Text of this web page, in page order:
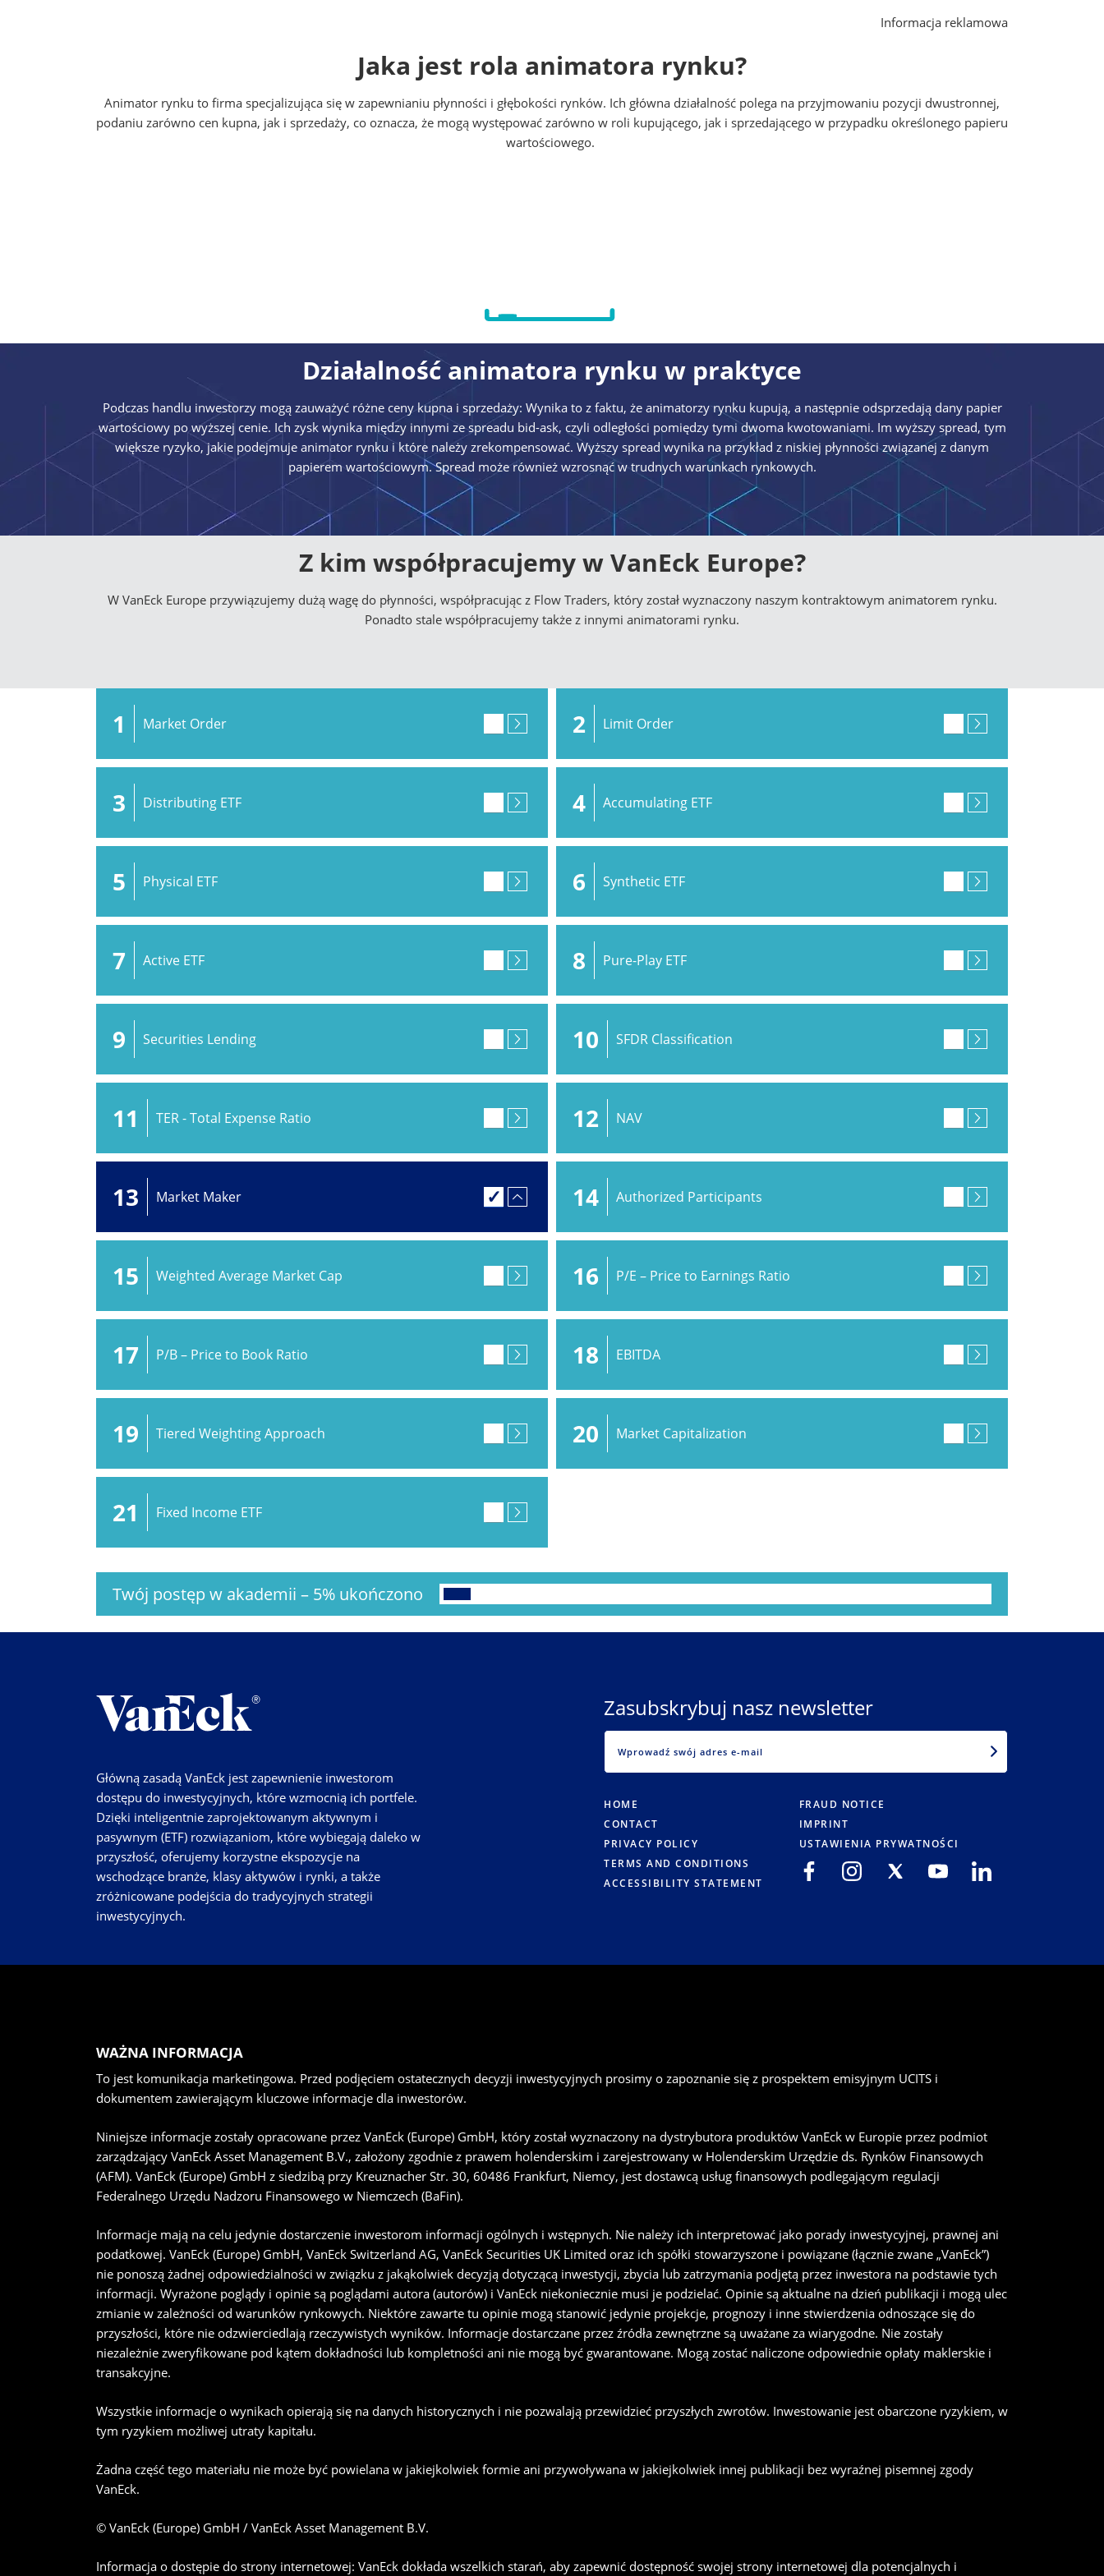
Informacja reklamowa
Jaka jest rola animatora rynku?
Animator rynku to firma specjalizująca się w zapewnianiu płynności i głębokości rynków. Ich główna działalność polega na przyjmowaniu pozycji dwustronnej,
podaniu zarówno cen kupna, jak i sprzedaży, co oznacza, że mogą występować zarówno w roli kupującego, jak i sprzedającego w przypadku określonego papieru
wartościowego.
Działalność animatora rynku w praktyce
Podczas handlu inwestorzy mogą zauważyć różne ceny kupna i sprzedaży: Wynika to z faktu, że animatorzy rynku kupują, a następnie odsprzedają dany papier
wartościowy po wyższej cenie. Ich zysk wynika między innymi ze spreadu bid-ask, czyli odległości pomiędzy tymi dwoma kwotowaniami. Im wyższy spread, tym
większe ryzyko, jakie podejmuje animator rynku i które należy zrekompensować. Wyższy spread wynika na przykład z niskiej płynności związanej z danym
papierem wartościowym. Spread może również wzrosnąć w trudnych warunkach rynkowych.
Z kim współpracujemy w VanEck Europe?
W VanEck Europe przywiązujemy dużą wagę do płynności, współpracując z Flow Traders, który został wyznaczony naszym kontraktowym animatorem rynku.
Ponadto stale współpracujemy także z innymi animatorami rynku.
1 Market Order 2 Limit Order
3 Distributing ETF 4 Accumulating ETF
5 Physical ETF 6 Synthetic ETF
7 Active ETF 8 Pure-Play ETF
9 Securities Lending 10 SFDR Classification
11 TER - Total Expense Ratio 12 NAV
13 Market Maker 14 Authorized Participants
15 Weighted Average Market Cap 16 P/E – Price to Earnings Ratio
17 P/B – Price to Book Ratio 18 EBITDA
19 Tiered Weighting Approach 20 Market Capitalization
21 Fixed Income ETF
Twój postęp w akademii – 5% ukończono
Główną zasadą VanEck jest zapewnienie inwestorom
dostępu do inwestycyjnych, które wzmocnią ich portfele.
Dzięki inteligentnie zaprojektowanym aktywnym i
pasywnym (ETF) rozwiązaniom, które wybiegają daleko w
przyszłość, oferujemy korzystne ekspozycje na
wschodzące branże, klasy aktywów i rynki, a także
zróżnicowane podejścia do tradycyjnych strategii
inwestycyjnych.
Zasubskrybuj nasz newsletter
HOME
CONTACT
PRIVACY POLICY
TERMS AND CONDITIONS
ACCESSIBILITY STATEMENT
FRAUD NOTICE
IMPRINT
USTAWIENIA PRYWATNOŚCI
WAŻNA INFORMACJA
To jest komunikacja marketingowa. Przed podjęciem ostatecznych decyzji inwestycyjnych prosimy o zapoznanie się z prospektem emisyjnym UCITS i
dokumentem zawierającym kluczowe informacje dla inwestorów.
Niniejsze informacje zostały opracowane przez VanEck (Europe) GmbH, który został wyznaczony na dystrybutora produktów VanEck w Europie przez podmiot
zarządzający VanEck Asset Management B.V., założony zgodnie z prawem holenderskim i zarejestrowany w Holenderskim Urzędzie ds. Rynków Finansowych
(AFM). VanEck (Europe) GmbH z siedzibą przy Kreuznacher Str. 30, 60486 Frankfurt, Niemcy, jest dostawcą usług finansowych podlegającym regulacji
Federalnego Urzędu Nadzoru Finansowego w Niemczech (BaFin).
Informacje mają na celu jedynie dostarczenie inwestorom informacji ogólnych i wstępnych. Nie należy ich interpretować jako porady inwestycyjnej, prawnej ani
podatkowej. VanEck (Europe) GmbH, VanEck Switzerland AG, VanEck Securities UK Limited oraz ich spółki stowarzyszone i powiązane (łącznie zwane „VanEck”)
nie ponoszą żadnej odpowiedzialności w związku z jakąkolwiek decyzją dotyczącą inwestycji, zbycia lub zatrzymania podjętą przez inwestora na podstawie tych
informacji. Wyrażone poglądy i opinie są poglądami autora (autorów) i VanEck niekoniecznie musi je podzielać. Opinie są aktualne na dzień publikacji i mogą ulec
zmianie w zależności od warunków rynkowych. Niektóre zawarte tu opinie mogą stanowić jedynie projekcje, prognozy i inne stwierdzenia odnoszące się do
przyszłości, które nie odzwierciedlają rzeczywistych wyników. Informacje dostarczane przez źródła zewnętrzne są uważane za wiarygodne. Nie zostały
niezależnie zweryfikowane pod kątem dokładności lub kompletności ani nie mogą być gwarantowane. Mogą zostać naliczone odpowiednie opłaty maklerskie i
transakcyjne.
Wszystkie informacje o wynikach opierają się na danych historycznych i nie pozwalają przewidzieć przyszłych zwrotów. Inwestowanie jest obarczone ryzykiem, w
tym ryzykiem możliwej utraty kapitału.
Żadna część tego materiału nie może być powielana w jakiejkolwiek formie ani przywoływana w jakiejkolwiek innej publikacji bez wyraźnej pisemnej zgody
VanEck.
© VanEck (Europe) GmbH / VanEck Asset Management B.V.
Informacja o dostępie do strony internetowej: VanEck dokłada wszelkich starań, aby zapewnić dostępność swojej strony internetowej dla potencjalnych i